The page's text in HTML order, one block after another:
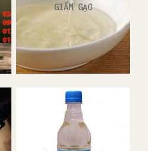
GIẤM GẠO